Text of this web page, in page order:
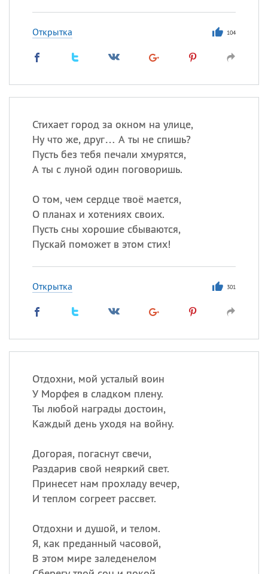
Открытка 104
Стихает город за окном на улице,
Ну что же, друг… А ты не спишь?
Пусть без тебя печали хмурятся,
А ты с луной один поговоришь.
О том, чем сердце твоё мается,
О планах и хотениях своих.
Пусть сны хорошие сбываются,
Пускай поможет в этом стих!
Открытка 301
Отдохни, мой усталый воин
У Морфея в сладком плену.
Ты любой награды достоин,
Каждый день уходя на войну.
Догорая, погаснут свечи,
Раздарив свой неяркий свет.
Принесет нам прохладу вечер,
И теплом согреет рассвет.
Отдохни и душой, и телом.
Я, как преданный часовой,
В этом мире заледенелом